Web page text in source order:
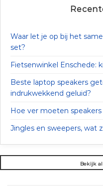
Waar let je op bij het
set?
Fietsenwinkel Enschede:
Beste laptop speakers
indrukwekkend geluid?
Hoe ver moeten speakers
Jingles en sweepers, wat
Bekijk